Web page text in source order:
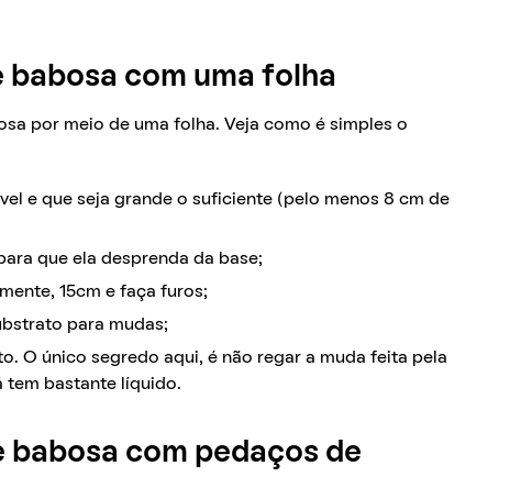
babosa com uma folha
por meio de uma folha. Veja como é simples o
e que seja grande o suficiente (pelo menos 8 cm de
que ela desprenda da base;
15cm e faça furos;
para mudas;
O único segredo aqui, é não regar a muda feita pela
tem bastante líquido.
babosa com pedaços de